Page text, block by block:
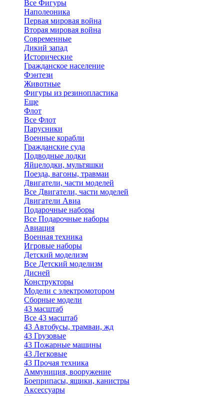
Все Фигуры
Наполеоника
Первая мировая война
Вторая мировая война
Современные
Дикий запад
Исторические
Гражданское население
Фэнтези
Животные
Фигуры из резинопластика
Еще
Флот
Все Флот
Парусники
Военные корабли
Гражданские суда
Подводные лодки
Яйцелодки, мультяшки
Поезда, вагоны, травмаи
Двигатели, части моделей
Все Двигатели, части моделей
Двигатели Авиа
Подарочные наборы
Все Подарочные наборы
Авиация
Военная техника
Игровые наборы
Детский моделизм
Все Детский моделизм
Дисней
Конструкторы
Модели с электромотором
Сборные модели
43 масштаб
Все 43 масштаб
43 Автобусы, трамваи, жд
43 Грузовые
43 Пожарные машины
43 Легковые
43 Прочая техника
Аммуниция, вооружение
Боеприпасы, ящики, канистры
Аксессуары